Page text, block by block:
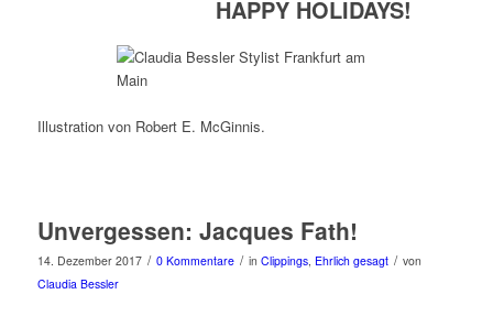
HAPPY HOLIDAYS!
Illustration von Robert E. McGinnis.
Unvergessen: Jacques Fath!
14. Dezember 2017 / 0 Kommentare / in Clippings, Ehrlich gesagt / von
Claudia Bessler